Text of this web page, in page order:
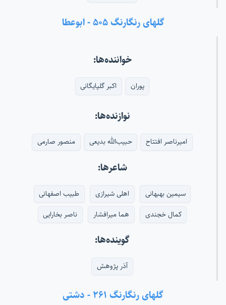
گلهای رنگارنگ ۵۰۵ - ابوعطا
خواننده‌ها:
پوران اکبر گلپایگانی
نوازنده‌ها:
امیرناصر افتتاح حبیب‌الله بدیعی منصور صارمی
شاعرها:
سیمین بهبهانی اهلی شیرازی
طبیب اصفهانی
کمال خجندی
هما میرافشار ناصر بخارایی
گوینده‌ها:
آذر پژوهش
گلهای رنگارنگ ۲۶۱ - دشتی